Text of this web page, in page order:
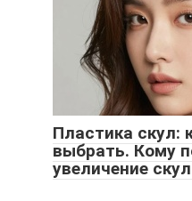
Пластика скул:
выбрать. Кому
увеличение